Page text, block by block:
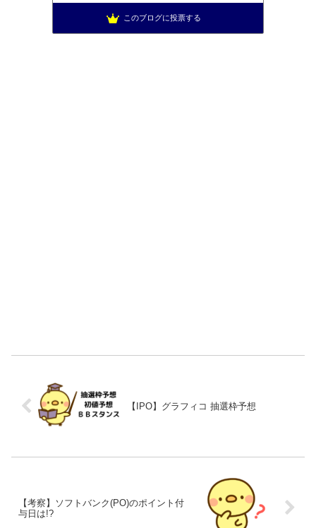
このブログに投票する
【IPO】グラフィコ 抽選枠予想
【考察】ソフトバンク(PO)のポイント付
与日は!?